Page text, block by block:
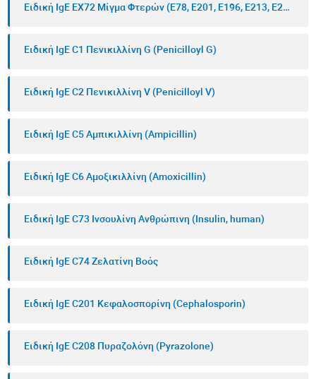
Ειδική IgE ΕX72 Μίγμα Φτερών (Ε78, E201, E196, E213, E214)
Ειδική IgE C1 Πενικιλλίνη G (Penicilloyl G)
Ειδική IgE C2 Πενικιλλίνη V (Penicilloyl V)
Ειδική IgE C5 Αμπικιλλίνη (Ampicillin)
Ειδική IgE C6 Αμοξικιλλίνη (Amoxicillin)
Ειδική IgE C73 Ινσουλίνη Ανθρώπινη (Insulin, human)
Ειδική IgE C74 Ζελατίνη Βοός
Ειδική IgE C201 Κεφαλοσπορίνη (Cephalosporin)
Ειδική IgE C208 Πυραζολόνη (Pyrazolone)